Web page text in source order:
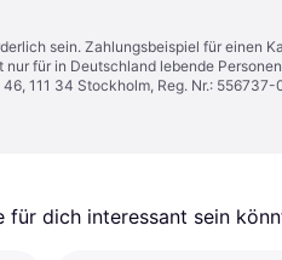
sein. Zahlungsbeispiel für
für in Deutschland lebende
111 34 Stockholm, Reg. Nr.:
für dich interessant sein